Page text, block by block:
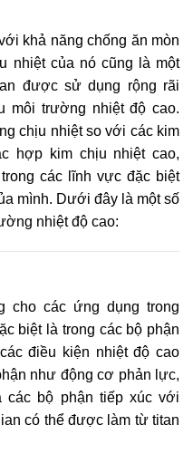
khả năng chống ăn mòn
nhiệt của nó cũng là một
được sử dụng rộng rãi
môi trường nhiệt độ cao.
chịu nhiệt so với các kim
hợp kim chịu nhiệt cao,
các lĩnh vực đặc biệt
mình. Dưới đây là một số
nhiệt độ cao:
cho các ứng dụng trong
biệt là trong các bộ phận
điều kiện nhiệt độ cao
như động cơ phản lực,
các bộ phận tiếp xúc với
có thể được làm từ titan